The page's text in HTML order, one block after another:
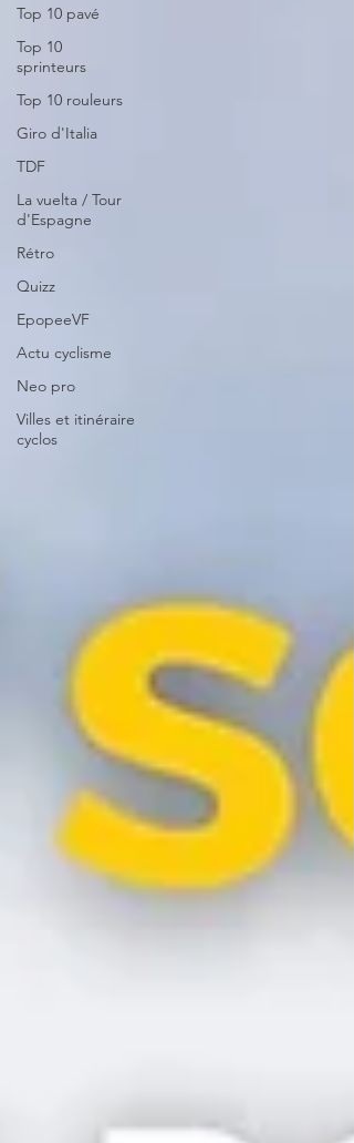
Top 10 pavé
Top 10
sprinteurs
Top 10 rouleurs
Giro d'Italia
TDF
La vuelta / Tour
d'Espagne
Rétro
Quizz
EpopeeVF
Actu cyclisme
Neo pro
Villes et itinéraire
cyclos